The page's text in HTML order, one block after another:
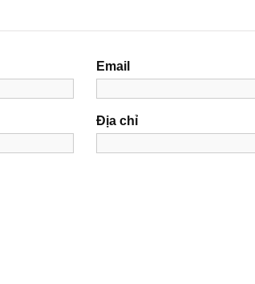
Email
Địa chỉ